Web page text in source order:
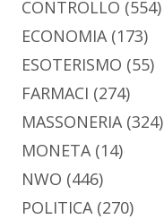
CONTROLLO (554)
ECONOMIA(173)
ESOTERISMO (55)
FARMACI (274)
MASSONERIA(324)
MONETA(14)
NWO (446)
POLITICA(270)